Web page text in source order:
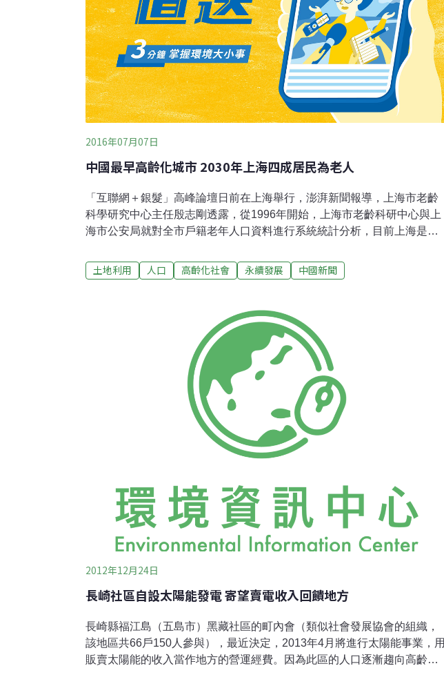
2016年07月07日
中國最早高齡化城市 2030年上海四成居民為老人
「互聯網＋銀髮」高峰論壇日前在上海舉行，澎湃新聞報導，上海市老齡
科學研究中心主任殷志剛透露，從1996年開始，上海市老齡科研中心與上
海市公安局就對全市戶籍老年人口資料進行系統統計分析，目前上海是全
城市。上海是中國最早步入老齡化的城市，根據預測，到2030年上海戶籍
人口中有40%將是老年人，2040至2050年，上海60歲以上老年人預計占比
來看，截至2015年底，全市60歲以上老年人已占30.2%（全市戶籍人口為
1442.97萬人），老年人口已經占全市人口總數的三分之一，且高齡人口占
比越來越多，其中80歲以上高齡老人占23.6%。殷志剛表示，2010到2025
年將是上海人口老齡化快速發展階段，平均每年增加20萬老年人。2025到
2050年則是上海高齡人口急劇增
土地利用 人口 高齡化社會 永續發展 中國新聞
2012年12月24日
長崎社區自設太陽能發電 寄望賣電收入回饋地方
長崎縣福江島（五島市）黑藏社區的町內會（類似社會發展協會的組織，
該地區共66戶150人參與），最近決定，2013年4月將進行太陽能事業，用
販賣太陽能的收入當作地方的營運經費。因為此區的人口逐漸趨向高齡